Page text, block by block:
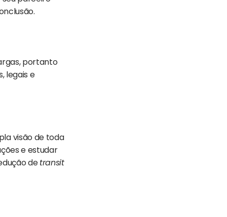
portanto
legais e
visão de toda
e estudar
detransit